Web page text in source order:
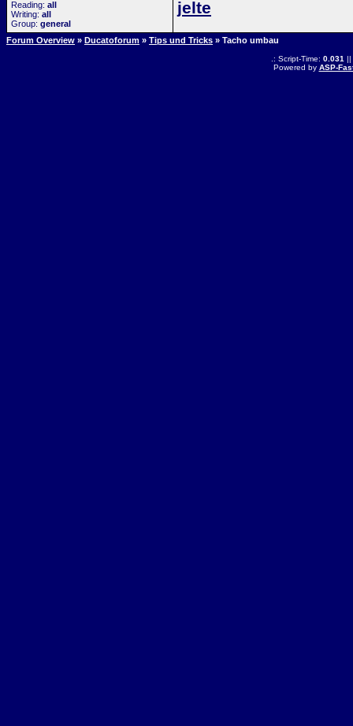
Reading: all
Writing: all
Group: general
jelte
Forum Overview » Ducatoforum » Tips und Tricks » Tacho umbau
.: Script-Time: 0.031 ||
Powered by ASP-